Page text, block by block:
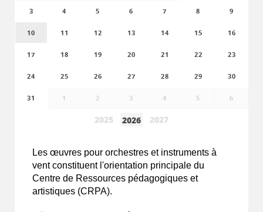
3 4 5 6 7 8 9
10 11 12 13 14 15 16
17 18 19 20 21 22 23
24 25 26 27 28 29 30
31 1 2 3 4 5 6
2025 2026 2027
Les œuvres pour orchestres et instruments à
vent constituent l'orientation principale du
Centre de Ressources pédagogiques et
artistiques (CRPA).